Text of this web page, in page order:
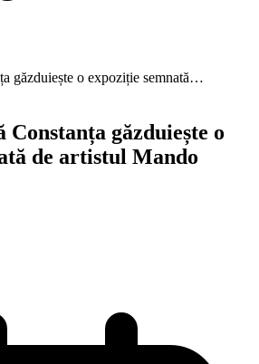
găzduiește o expoziție semnată…
găzduiește o
de artistul Mando